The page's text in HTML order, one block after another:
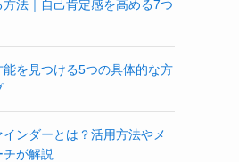
法｜自己肯定感を高める7つ
能を見つける5つの具体的な方
ンダーとは？活用方法やメ
チが解説